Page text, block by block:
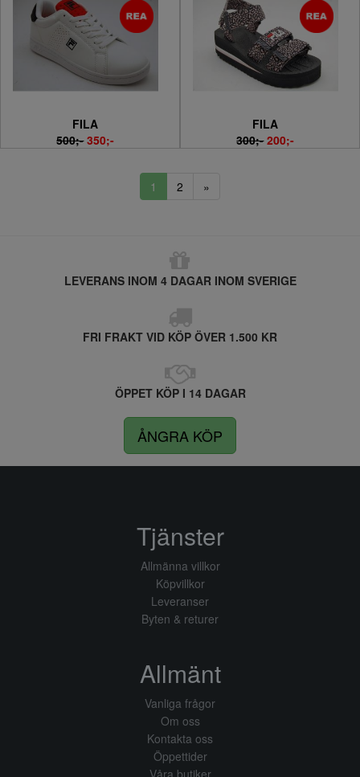
FILA
500;- 350;-
FILA
300;- 200;-
1 2 »
LEVERANS INOM 4 DAGAR INOM SVERIGE
FRI FRAKT VID KÖP ÖVER 1.500 KR
ÖPPET KÖP I 14 DAGAR
ÅNGRA KÖP
Tjänster
Allmänna villkor
Köpvillkor
Leveranser
Byten & returer
Allmänt
Vanliga frågor
Om oss
Kontakta oss
Öppettider
Våra butiker